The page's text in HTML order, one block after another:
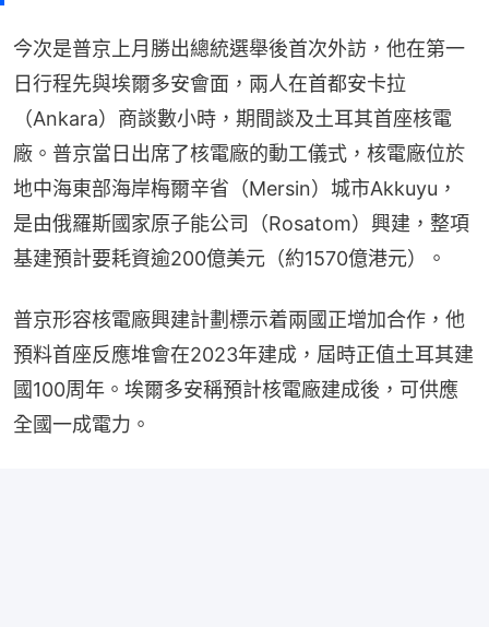
今次是普京上月勝出總統選舉後首次外訪，他在第一
日行程先與埃爾多安會面，兩人在首都安卡拉
（Ankara）商談數小時，期間談及土耳其首座核電
廠。普京當日出席了核電廠的動工儀式，核電廠位於
地中海東部海岸梅爾辛省（Mersin）城市Akkuyu，
是由俄羅斯國家原子能公司（Rosatom）興建，整項
基建預計要耗資逾200億美元（約1570億港元）。
普京形容核電廠興建計劃標示着兩國正增加合作，他
預料首座反應堆會在2023年建成，屆時正值土耳其建
國100周年。埃爾多安稱預計核電廠建成後，可供應
全國一成電力。